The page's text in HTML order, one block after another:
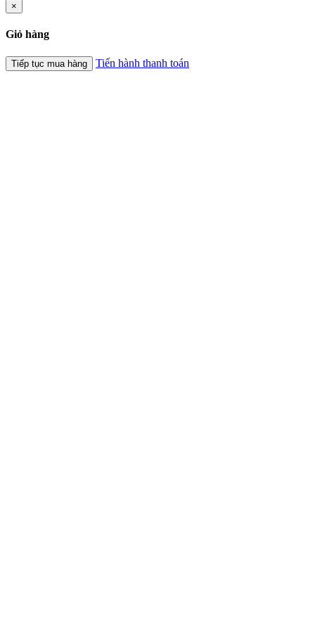
×
Giỏ hàng
Tiếp tục mua hàng Tiến hành thanh toán